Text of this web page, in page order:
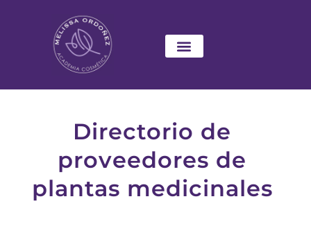
Directorio de
proveedores de
plantas medicinales